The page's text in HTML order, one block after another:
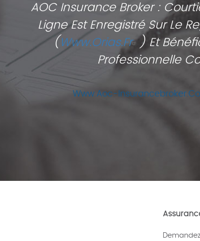
AOC Insurance Broker :
Ligne Est Enregistré Sur Le
( Www.orias.fr
) Et
Professionnelle
Www.aoc-